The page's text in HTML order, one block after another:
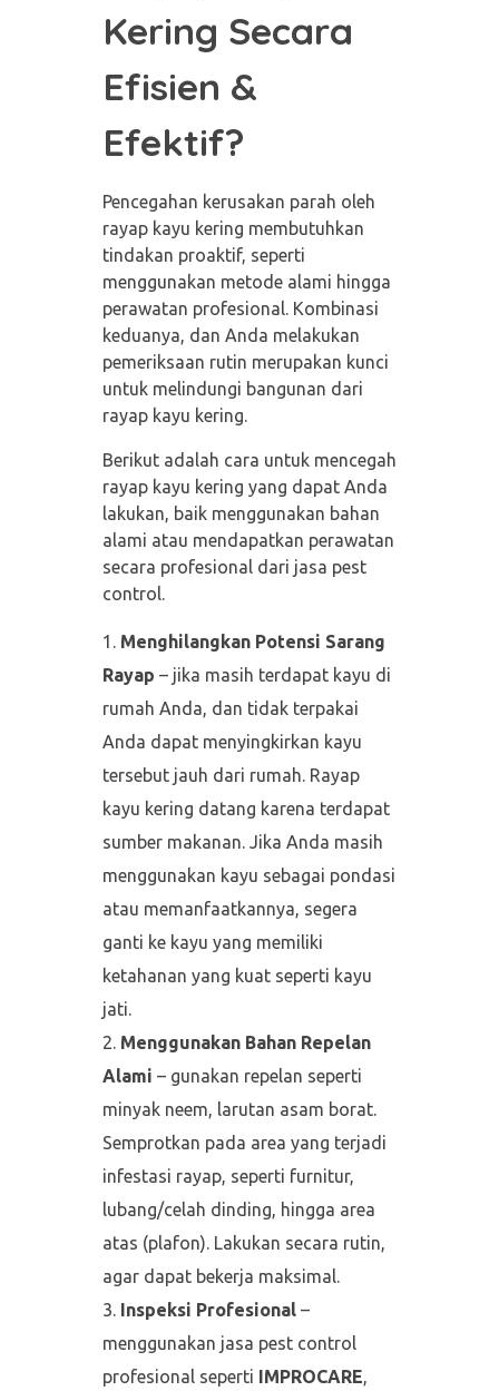
Kering Secara
Efisien &
Efektif?
Pencegahan kerusakan parah oleh
rayap kayu kering membutuhkan
tindakan proaktif, seperti
menggunakan metode alami hingga
perawatan profesional. Kombinasi
keduanya, dan Anda melakukan
pemeriksaan rutin merupakan kunci
untuk melindungi bangunan dari
rayap kayu kering.
Berikut adalah cara untuk mencegah
rayap kayu kering yang dapat Anda
lakukan, baik menggunakan bahan
alami atau mendapatkan perawatan
secara profesional dari jasa pest
control.
Menghilangkan Potensi Sarang
Rayap – jika masih terdapat kayu di
rumah Anda, dan tidak terpakai
Anda dapat menyingkirkan kayu
tersebut jauh dari rumah. Rayap
kayu kering datang karena terdapat
sumber makanan. Jika Anda masih
menggunakan kayu sebagai pondasi
atau memanfaatkannya, segera
ganti ke kayu yang memiliki
ketahanan yang kuat seperti kayu
jati.
Menggunakan Bahan Repelan
Alami – gunakan repelan seperti
minyak neem, larutan asam borat.
Semprotkan pada area yang terjadi
infestasi rayap, seperti furnitur,
lubang/celah dinding, hingga area
atas (plafon). Lakukan secara rutin,
agar dapat bekerja maksimal.
Inspeksi Profesional–
menggunakan jasa pest control
profesional seperti IMPROCARE,